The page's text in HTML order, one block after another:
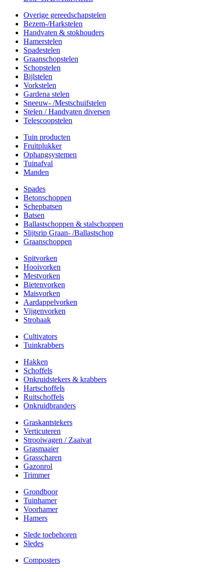
Overige gereedschapstelen
Bezem-/Harkstelen
Handvaten & stokhouders
Hamerstelen
Spadestelen
Graanschopstelen
Schopstelen
Bijlstelen
Vorkstelen
Gardena stelen
Sneeuw- /Mestschuifstelen
Stelen / Handvaten diversen
Telescoopstelen
Tuin producten
Fruitplukker
Ophangsystemen
Tuinafval
Manden
Spades
Betonschoppen
Schepbatsen
Batsen
Ballastschoppen & stalschoppen
Slijtsrip Graan- /Ballastschop
Graanschoppen
Spitvorken
Hooivorken
Mestvorken
Bietenvorken
Maisvorken
Aardappelvorken
Vijgenvorken
Strohaak
Cultivators
Tuinkrabbers
Hakken
Schoffels
Onkruidstekers & krabbers
Hartschoffels
Ruitschoffels
Onkruidbranders
Graskantstekers
Verticuteren
Strooiwagen / Zaaivat
Grasmaaier
Grasscharen
Gazonrol
Trimmer
Grondboor
Tuinhamer
Voorhamer
Hamers
Slede toebehoren
Sledes
Composters